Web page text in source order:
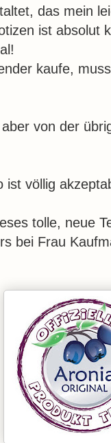
das mein
ist absolut
kaufe,
von der
ist völlig
tolle, neue
bei Frau